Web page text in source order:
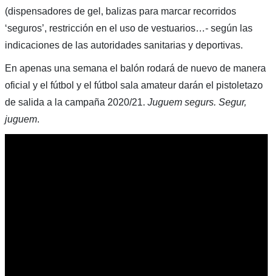
(dispensadores de gel, balizas para marcar recorridos
‘seguros’, restricción en el uso de vestuarios…- según las
indicaciones de las autoridades sanitarias y deportivas.
En apenas una semana el balón rodará de nuevo de manera
oficial y el fútbol y el fútbol sala amateur darán el pistoletazo
de salida a la campaña 2020/21. Juguem segurs. Segur,
juguem.